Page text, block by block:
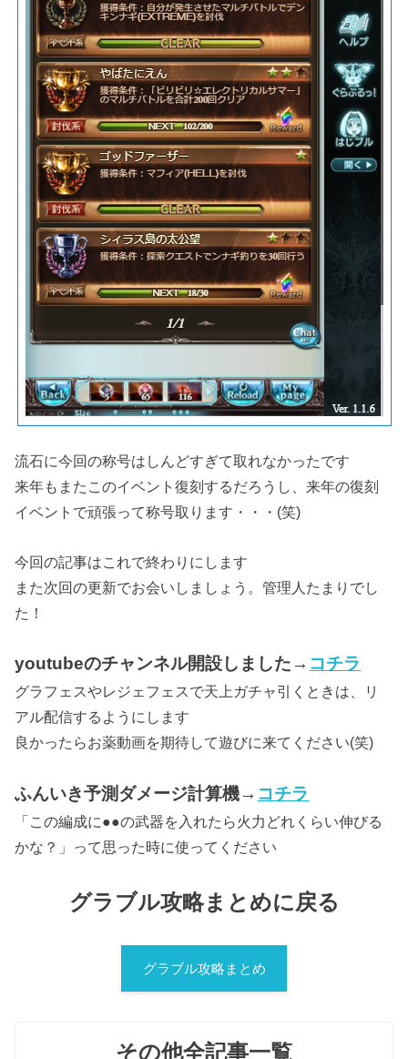
流石に今回の称号はしんどすぎて取れなかったです
来年もまたこのイベント復刻するだろうし、来年の復刻
イベントで頑張って称号取ります・・・(笑)
今回の記事はこれで終わりにします
また次回の更新でお会いしましょう。管理人たまりでし
た！
youtubeのチャンネル開設しました→ コチラ
グラフェスやレジェフェスで天上ガチャ引くときは、リ
アル配信するようにします
良かったらお薬動画を期待して遊びに来てください(笑)
ふんいき予測ダメージ計算機→ コチラ
「この編成に●●の武器を入れたら火力どれくらい伸びる
かな？」って思った時に使ってください
グラブル攻略まとめに戻る
グラブル攻略まとめ
その他全記事一覧